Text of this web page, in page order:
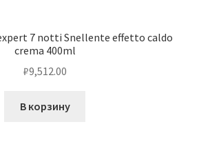
7 notti Snellente effetto caldo
crema 400ml
₽9,512.00
В корзину